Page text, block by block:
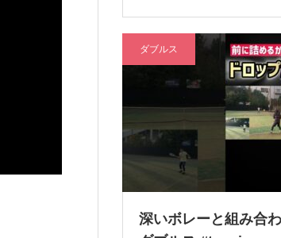
ダブルス
深いボレーと組み合